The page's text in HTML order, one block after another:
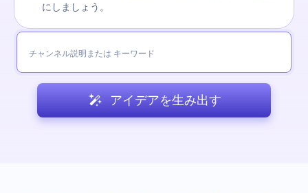
にしましょう。
アイデアを生み出す